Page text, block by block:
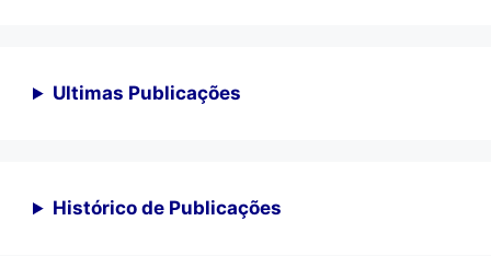
Ultimas Publicações
Histórico de Publicações